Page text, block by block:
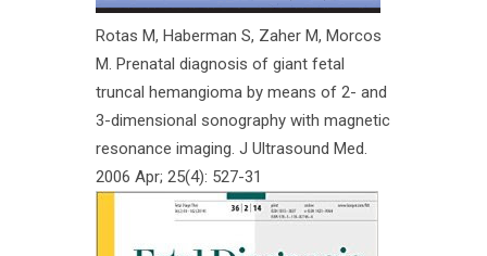
Rotas M, Haberman S, Zaher M, Morcos
M. Prenatal diagnosis of giant fetal
truncal hemangioma by means of 2- and
3-dimensional sonography with magnetic
resonance imaging. J Ultrasound Med.
2006 Apr; 25(4): 527-31